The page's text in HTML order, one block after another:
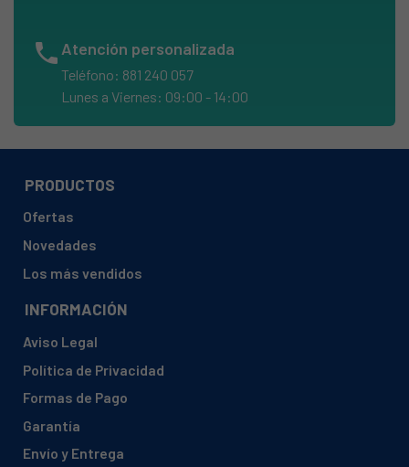
SAMSUNGN, V75N5671RS/EG
SAMSUNGN, V75N5671RS/ET
SAMSUNGN, V75N5671RS/OL
SAMSUNGN, V75N5671RSEF
phone Atención personalizada
Teléfono: 881 240 057
Lunes a Viernes: 09:00 - 14:00
PRODUCTOS
Ofertas
Novedades
Los más vendidos
INFORMACIÓN
Aviso Legal
Política de Privacidad
Formas de Pago
Garantía
Envío y Entrega